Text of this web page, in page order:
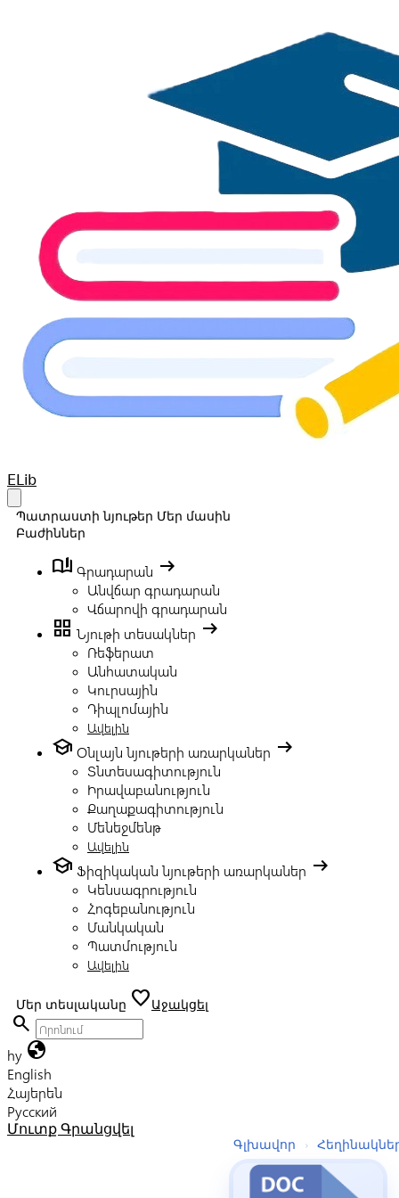
Your Company
ELib
Պատրաստի նյութեր Մեր մասին
Բաժիններ
book_ribbon Գրադարան arrow_right_alt
Անվճար գրադարան
Վճարովի գրադարան
grid_view Նյութի տեսակներ arrow_right_alt
Ռեֆերատ
Անհատական
Կուրսային
Դիպլոմային
Ավելին
school Օնլայն նյութերի առարկաներ arrow_right_alt
Տնտեսագիտություն
Իրավաբանություն
Քաղաքագիտություն
Մենեջմենթ
Ավելին
school Ֆիզիկական նյութերի առարկաներ arrow_right_alt
Կենսագրություն
Հոգեբանություն
Մանկական
Պատմություն
Ավելին
Մեր տեսլականը favoriteԱջակցել
search
hy globe
English
Հայերեն
Русский
Մուտք Գրանցվել
Գլխավոր ›